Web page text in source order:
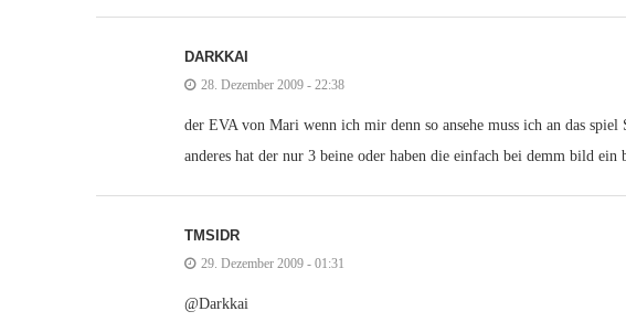
DARKKAI
28. Dezember 2009 - 22:38
der EVA von Mari wenn ich mir denn so ansehe muss ich an das
anderes hat der nur 3 beine oder haben die einfach bei demm bild ein
TMSIDR
29. Dezember 2009 - 01:31
@Darkkai